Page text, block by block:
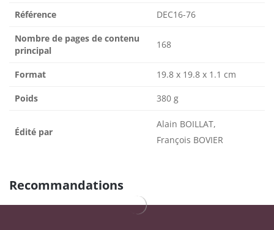
Référence DEC16-76
Nombre de pages de contenu
principal
168
Format 19.8 x 19.8 x 1.1 cm
Poids 380 g
Édité par
Alain BOILLAT,
François BOVIER
Recommandations